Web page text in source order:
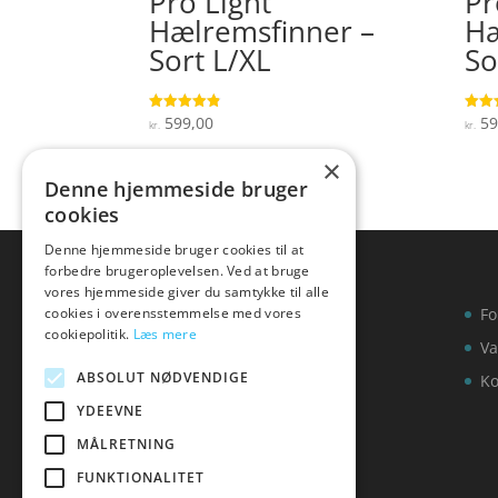
Hælremsfinner –
Sort L/XL
Vurderet
4.8
ud af 5
kr. 599,00
3.6
kr.
×
Denne hjemmeside bruger
cookies
Denne hjemmeside bruger cookies til at
forbedre brugeroplevelsen. Ved at bruge
vores hjemmeside giver du samtykke til alle
cookies i overensstemmelse med vores
cookiepolitik. Læs mere
ABSOLUT NØDVENDIGE
YDEEVNE
MÅLRETNING
FUNKTIONALITET